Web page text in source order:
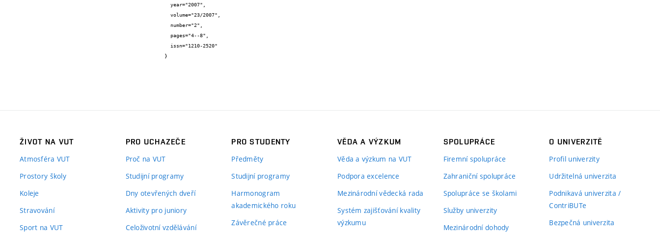
}
ŽIVOT NA VUT
Atmosféra VUT
Prostory školy
Koleje
Stravování
Sport na VUT
PRO UCHAZEČE
Proč na VUT
Studijní programy
Dny otevřených dveří
Aktivity pro juniory
Celoživotní vzdělávání
PRO STUDENTY
Předměty
Studijní programy
Harmonogram
akademického roku
Závěrečné práce
VĚDA A VÝZKUM
Věda a výzkum na VUT
Podpora excelence
Mezinárodní vědecká rada
Systém zajišťování kvality
výzkumu
SPOLUPRÁCE
Firemní spolupráce
Zahraniční spolupráce
Spolupráce se školami
Služby univerzity
Mezinárodní dohody
O UNIVERZITĚ
Profil univerzity
Udržitelná univerzita
Podnikavá univerzita /
ContriBUTe
Bezpečná univerzita